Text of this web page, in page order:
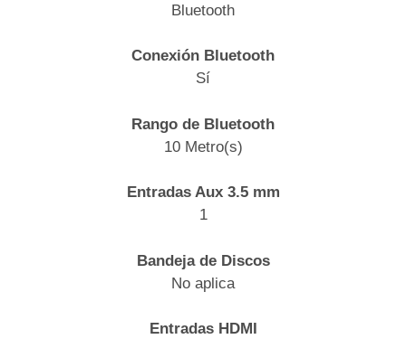
Bluetooth
Conexión Bluetooth
Sí
Rango de Bluetooth
10 Metro(s)
Entradas Aux 3.5 mm
1
Bandeja de Discos
No aplica
Entradas HDMI